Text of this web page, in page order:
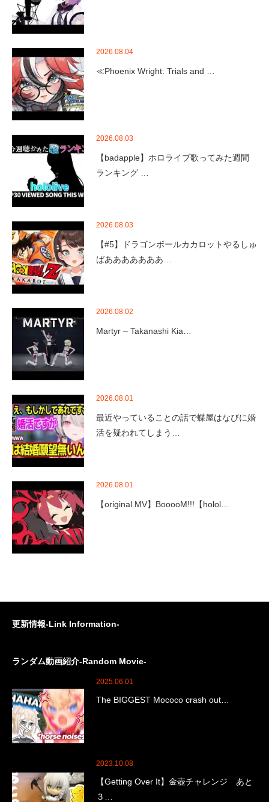
2026.08.04
≪Phoenix Wright: Trials and …
2026.08.03
【badapple】ホロライブ歌ってみた週間
ランキング …
2026.08.03
【#5】ドラゴンボールカカロットやるしゅ
ばあああああああ…
2026.08.02
Martyr – Takanashi Kia…
2026.08.01
最近やっていることの話で蝶屋はなびに婚
活を疑われてしまう…
2026.08.01
【original MV】BooooM!!!【holol…
更新情報-Link Information-
ランダム動画紹介-Random Movie-
2025.06.01
The BIGGEST Mococo crash out…
2023.10.08
【Getting Over It】金壺チャレンジ あと
３…